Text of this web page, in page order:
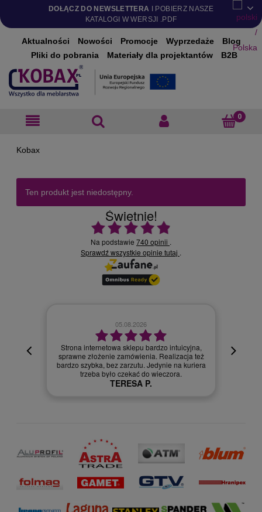
DOŁĄCZ DO NEWSLETTERA I POBIERZ NASZE
KATALOGI W WERSJI .PDF
Aktualności Nowości Promocje Wyprzedaże
Blog
Pliki do pobrania
Materiały dla projektantów B2B
Ten produkt jest niedostępny.
Świetnie!
Ocena średnia 4.9 na 5
Na podstawie 740 opinii .
Sprawdź wszystkie opinie tutaj .
05.08.2026
Strona internetowa sklepu bardzo intuicyjna,
sprawne złożenie zamówienia. Realizacja też
bardzo szybka, bez zarzutu. Jedynie na kuriera
trzeba było czekać do wieczora.
TERESA P.